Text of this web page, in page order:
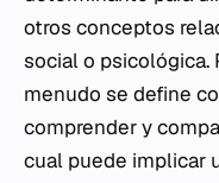
otros conceptos
social o psicológica.
menudo se define
comprender y
cual puede implicar